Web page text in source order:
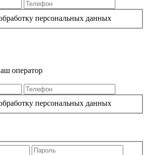
персональных данных
оператор
персональных данных